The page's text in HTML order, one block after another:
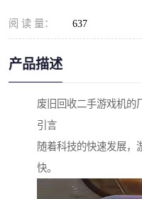
阅 读 量： 637
产品描述
废旧回收二手游戏机的
引言
随着科技的快速发展，
快。